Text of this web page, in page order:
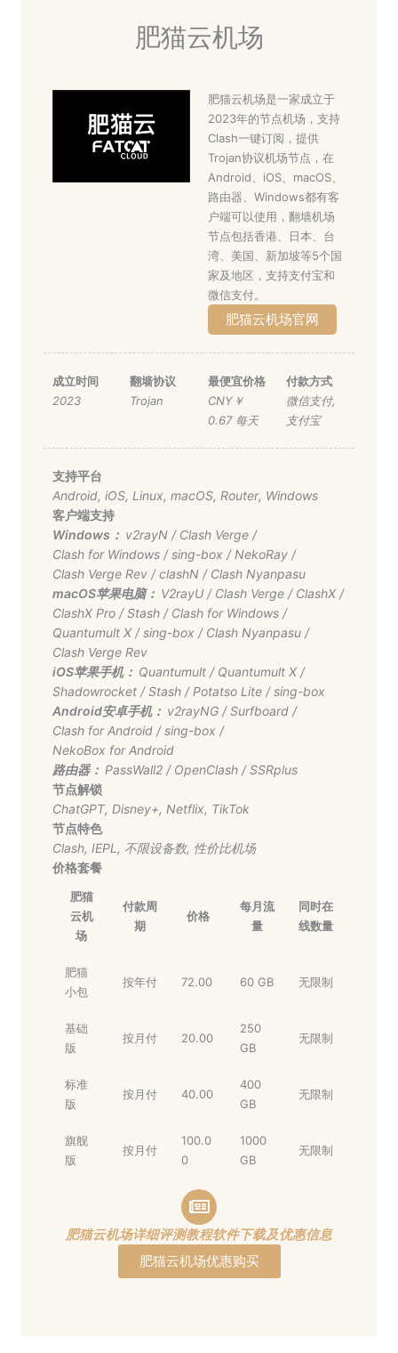
肥猫云机场
肥猫云机场是一家成立于
2023年的节点机场，支持
Clash一键订阅，提供
Trojan协议机场节点，在
Android、iOS、macOS、
路由器、Windows都有客
户端可以使用，翻墙机场
节点包括香港、日本、台
湾、美国、新加坡等5个国
家及地区，支持支付宝和
微信支付。
肥猫云机场官网
成立时间
2023
翻墙协议
Trojan
最便宜价格
CNY￥
0.67 每天
付款方式
微信支付,
支付宝
支持平台
Android, iOS, Linux, macOS, Router, Windows
客户端支持
Windows： v2rayN/ Clash Verge/
Clash for Windows/sing-box/ NekoRay/
Clash Verge Rev/clashN/ Clash Nyanpasu
macOS苹果电脑： V2rayU/ Clash Verge/ ClashX/
ClashX Pro/Stash/ Clash for Windows/
Quantumult X/sing-box/ Clash Nyanpasu/
Clash Verge Rev
iOS苹果手机： Quantumult/ Quantumult X/
Shadowrocket/Stash/ Potatso Lite/sing-box
Android安卓手机： v2rayNG/Surfboard/
Clash for Android/sing-box/
NekoBox for Android
路由器： PassWall2/ OpenClash/SSRplus
节点解锁
ChatGPT, Disney+, Netflix, TikTok
节点特色
Clash, IEPL , 不限设备数, 性价比机场
价格套餐
肥猫
云机
场
付款周
期
价格
每月流
量
同时在
线数量
肥猫
小包
按年付 72.00 60 GB 无限制
基础
版
按月付 20.00
250
GB
无限制
标准
版
按月付 40.00
400
GB
无限制
旗舰
版
按月付
100.0
0
1000
GB
无限制
肥猫云机场详细评测教程软件下载及优惠信息
肥猫云机场优惠购买